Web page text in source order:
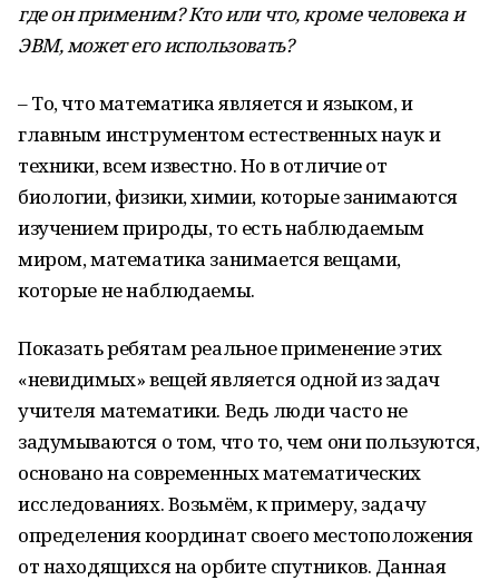
где он применим? Кто или что, кроме человека и
ЭВМ, может его использовать?
– То, что математика является и языком, и
главным инструментом естественных наук и
техники, всем известно. Но в отличие от
биологии, физики, химии, которые занимаются
изучением природы, то есть наблюдаемым
миром, математика занимается вещами,
которые не наблюдаемы.
Показать ребятам реальное применение этих
«невидимых» вещей является одной из задач
учителя математики. Ведь люди часто не
задумываются о том, что то, чем они пользуются,
основано на современных математических
исследованиях. Возьмём, к примеру, задачу
определения координат своего местоположения
от находящихся на орбите спутников. Данная